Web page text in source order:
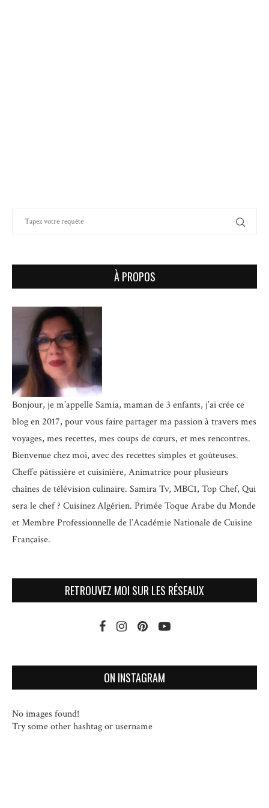
À PROPOS
Bonjour, je m’appelle Samia, maman de 3 enfants, j’ai crée ce
blog en 2017, pour vous faire partager ma passion à travers mes
voyages, mes recettes, mes coups de cœurs, et mes rencontres.
Bienvenue chez moi, avec des recettes simples et goûteuses.
Cheffe pâtissière et cuisinière, Animatrice pour plusieurs
chaînes de télévision culinaire. Samira Tv, MBC1, Top Chef, Qui
sera le chef ? Cuisinez Algérien. Primée Toque Arabe du Monde
etMembre Professionnelle de l’Académie Nationale de Cuisine
Française.
RETROUVEZ MOI SUR LES RÉSEAUX
ON INSTAGRAM
No images found!
Try some other hashtag or username